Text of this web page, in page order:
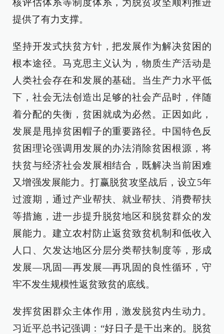
核评估体系等制度体系，为脱贫攻坚顺利推进
提供了有力支撑。
坚持开发式扶贫方针，把发展作为解决贫困的
根本途径。马克思主义认为，物质生产活动是
人类社会存在和发展的基础。当生产力水平低
下，社会无法创造出足够的社会产品时，伴随
着分配的失衡，贫困就成为必然。正因如此，
发展是甩掉贫困帽子的重要路径。中国特色反
贫困理论强调用发展的办法消除贫困根源，将
扶贫与经济社会发展相结合，既解决当前困难
又增强发展能力。打赢脱贫攻坚战后，设立5年
过渡期，通过产业帮扶、就业帮扶、消费帮扶
等措施，进一步提升脱贫地区和脱贫群众的发
展能力。建立农村防止返贫致贫机制和低收入
人口、欠发达地区分层分类帮扶制度等，形成
发展—巩固—再发展—再巩固的良性循环，守
牢不发生规模性返贫致贫的底线。
发挥贫困群众主体作用，激发脱贫内生动力。
习近平总书记强调：“好日子是干出来的。脱贫